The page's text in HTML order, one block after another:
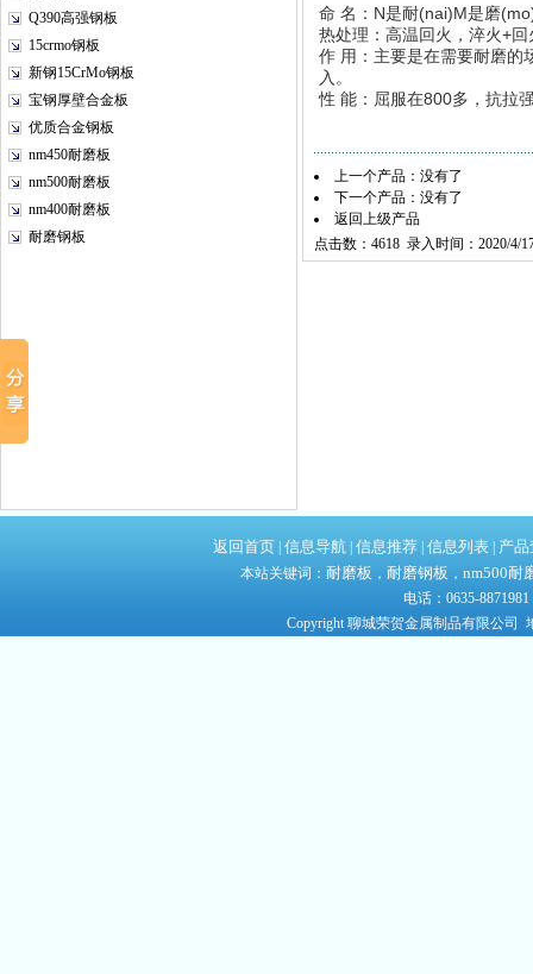
Q390高强钢板
15crmo钢板
新钢15CrMo钢板
宝钢厚壁合金板
优质合金钢板
nm450耐磨板
nm500耐磨板
nm400耐磨板
耐磨钢板
命 名：N是耐(nai)M是磨
热处理：高温回火，淬火+回
作 用：主要是在需要耐磨的
入。
性 能：屈服在800多，抗拉
上一个产品：没有了
下一个产品：没有了
返回上级产品
点击数：4618 录入时间：2020/4/
返回首页 信息导航 信息推荐 信息列表 产
本站关键词： 耐磨板 ， 耐磨钢板 ， nm500耐
电话：0635-
Copyright 聊城荣贺金属制品有限公